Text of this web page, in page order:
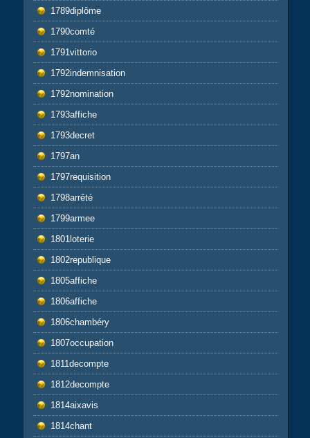
1789diplôme
1790comté
1791vittorio
1792indemnisation
1792nomination
1793affiche
1793decret
1797an
1797requisition
1798arrêté
1799armee
1801loterie
1802republique
1805affiche
1806affiche
1806chambéry
1807occupation
1811decompte
1812decompte
1814aixavis
1814chant